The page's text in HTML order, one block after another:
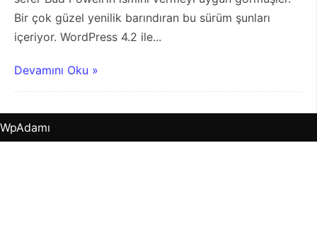
Bir çok güzel yenilik barındıran bu sürüm şunları
içeriyor. WordPress 4.2 ile...
Devamını Oku »
WpAdamı